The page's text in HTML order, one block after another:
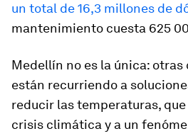
un total de 16,3 millones de
mantenimiento cuesta 625
Medellín no es la única:
están recurriendo a
reducir las temperaturas,
crisis climática y a un